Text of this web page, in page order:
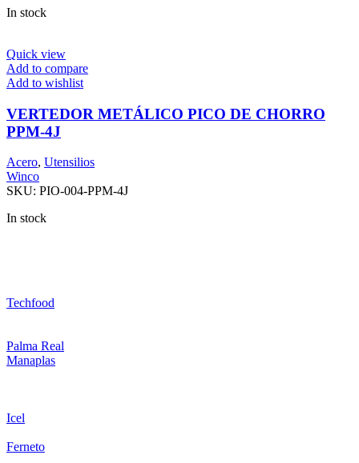
In stock
Quick view
Add to compare
Add to wishlist
VERTEDOR METÁLICO PICO DE CHORRO
PPM-4J
Acero, Utensilios
Winco
SKU: PIO-004-PPM-4J
In stock
Techfood
Palma Real
Manaplas
Icel
Ferneto